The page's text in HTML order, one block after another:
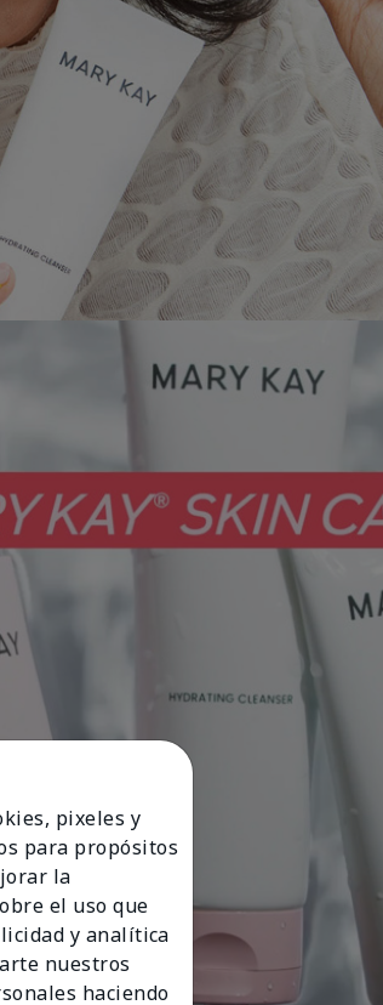
pixeles y
para propósitos
la
el uso que
y analítica
nuestros
haciendo